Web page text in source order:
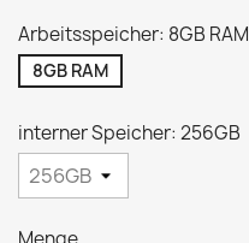
Arbeitsspeicher: 8GB RAM
8GB RAM
interner Speicher: 256GB